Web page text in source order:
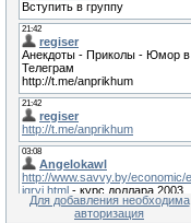
Для добавления необходима
авторизация